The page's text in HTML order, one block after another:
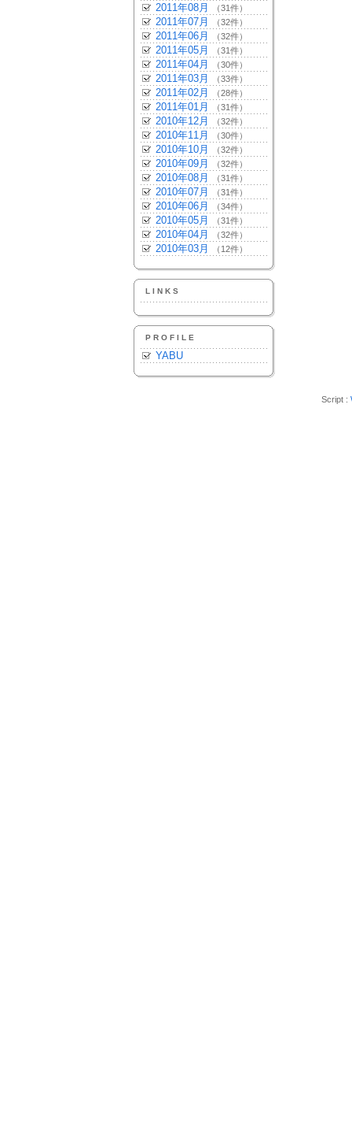
2011年08月 （31件）
2011年07月 （32件）
2011年06月 （32件）
2011年05月 （31件）
2011年04月 （30件）
2011年03月 （33件）
2011年02月 （28件）
2011年01月 （31件）
2010年12月 （32件）
2010年11月 （30件）
2010年10月 （32件）
2010年09月 （32件）
2010年08月 （31件）
2010年07月 （31件）
2010年06月 （34件）
2010年05月 （31件）
2010年04月 （32件）
2010年03月 （12件）
LINKS
PROFILE
YABU
Script :